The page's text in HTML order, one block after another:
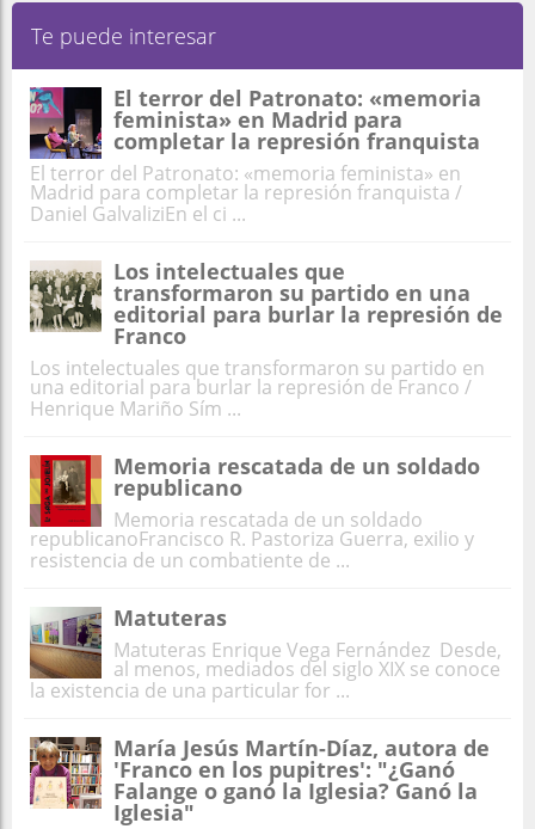
Te puede interesar
El terror del Patronato: «memoria
feminista» en Madrid para
completar la represión franquista
El terror del Patronato: «memoria feminista» en
Madrid para completar la represión franquista /
Daniel GalvaliziEn el ci ...
Los intelectuales que
transformaron su partido en una
editorial para burlar la represión de
Franco
Los intelectuales que transformaron su partido en
una editorial para burlar la represión de Franco /
Henrique Mariño Sím ...
Memoria rescatada de un soldado
republicano
Memoria rescatada de un soldado
republicanoFrancisco R. Pastoriza Guerra, exilio y
resistencia de un combatiente de ...
Matuteras
Matuteras Enrique Vega Fernández Desde,
al menos, mediados del siglo XIX se conoce
la existencia de una particular for ...
María Jesús Martín-Díaz, autora de
'Franco en los pupitres': "¿Ganó
Falange o ganó la Iglesia? Ganó la
Iglesia"